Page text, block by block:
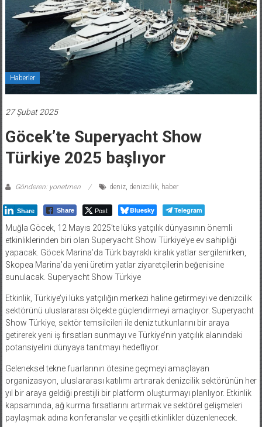
Haberler
27 Şubat 2025
Göcek’te Superyacht Show
Türkiye 2025 başlıyor
Gönderen: yonetmen deniz, denizcilik, haber
Share Share Post Bluesky Telegram
Muğla Göcek, 12 Mayıs 2025’te lüks yatçılık dünyasının önemli
etkinliklerinden biri olan Superyacht Show Türkiye’ye ev sahipliği
yapacak. Göcek Marina’da Türk bayraklı kiralık yatlar sergilenirken,
Skopea Marina’da yeni üretim yatlar ziyaretçilerin beğenisine
sunulacak. Superyacht Show Türkiye
Etkinlik, Türkiye’yi lüks yatçılığın merkezi haline getirmeyi ve denizcilik
sektörünü uluslararası ölçekte güçlendirmeyi amaçlıyor. Superyacht
Show Türkiye, sektör temsilcileri ile deniz tutkunlarını bir araya
getirerek yeni iş fırsatları sunmayı ve Türkiye’nin yatçılık alanındaki
potansiyelini dünyaya tanıtmayı hedefliyor.
Geleneksel tekne fuarlarının ötesine geçmeyi amaçlayan
organizasyon, uluslararası katılımı artırarak denizcilik sektörünün her
yıl bir araya geldiği prestijli bir platform oluşturmayı planlıyor. Etkinlik
kapsamında, ağ kurma fırsatlarını artırmak ve sektörel gelişmeleri
paylaşmak adına konferanslar ve çeşitli etkinlikler düzenlenecek.